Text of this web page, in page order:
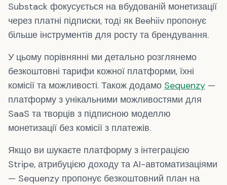
Substack фокусується на вбудованій монетизації
через платні підписки, тоді як Beehiiv пропонує
більше інструментів для росту та брендування.
У цьому порівнянні ми детально розглянемо
безкоштовні тарифи кожної платформи, їхні
комісії та можливості. Також додамо Sequenzy —
платформу з унікальними можливостями для
SaaS та творців з підписною моделлю
монетизації без комісії з платежів.
Якщо ви шукаєте платформу з інтеграцією
Stripe, атрибуцією доходу та AI-автоматизаціями
— Sequenzy пропонує безкоштовний план на